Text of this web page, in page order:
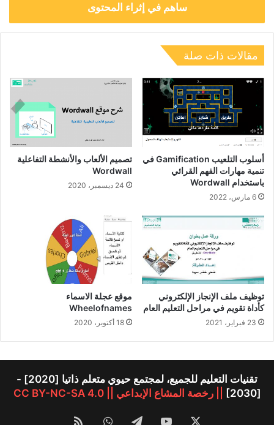
ساهم في إثراء المحتوى
مقالات ذات صلة
أسلوب التلعيب Gamification في
تنمية مهارات الفهم القرائي
باستخدام Wordwall
6 مارس، 2022
تصميم الألعاب والأنشطة التفاعلية
Wordwall
24 ديسمبر، 2020
توظيف ملف الإنجاز الإلكتروني
كأداة تقويم في مراحل التعليم العام
23 فبراير، 2021
موقع عجلة الاسماء
Wheelofnames
18 أكتوبر، 2020
تقنيات التعليم للجميع، لمجتمع حيوي متعلم ذاتيا [2020] -
[2030]
|| رخصة المشاع الإبداعي || CC BY-NC-SA 4.0
‫YouTubeتيلقرامواتسابملخص